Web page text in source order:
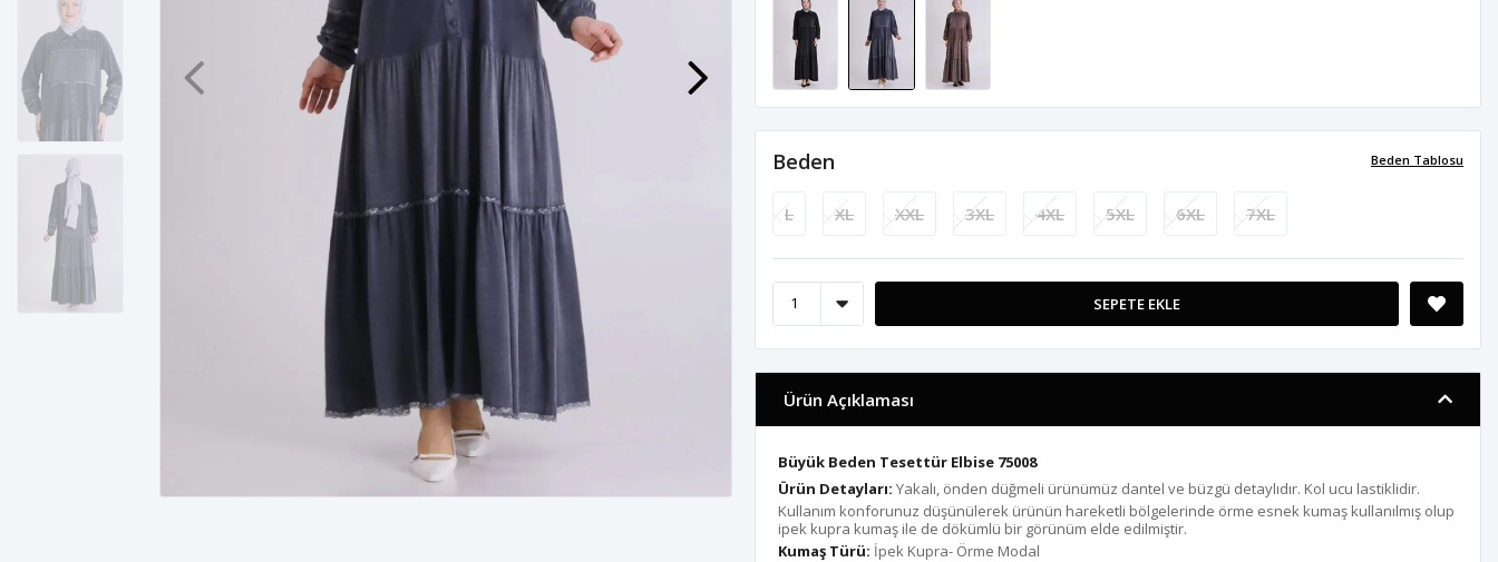
Beden Tablosu
Beden
L XL XXL 3XL 4XL 5XL 6XL 7XL
SEPETE EKLE
Ürün Açıklaması
Büyük Beden Tesettür Elbise 75008
Ürün Detayları: Yakalı, önden düğmeli ürünümüz dantel ve büzgü detaylıdır. Kol ucu lastiklidir.
Kullanım konforunuz düşünülerek ürünün hareketli bölgelerinde örme esnek kumaş kullanılmış olup
ipek kupra kumaş ile de dökümlü bir görünüm elde edilmiştir.
Kumaş Türü: İpek Kupra- Örme Modal